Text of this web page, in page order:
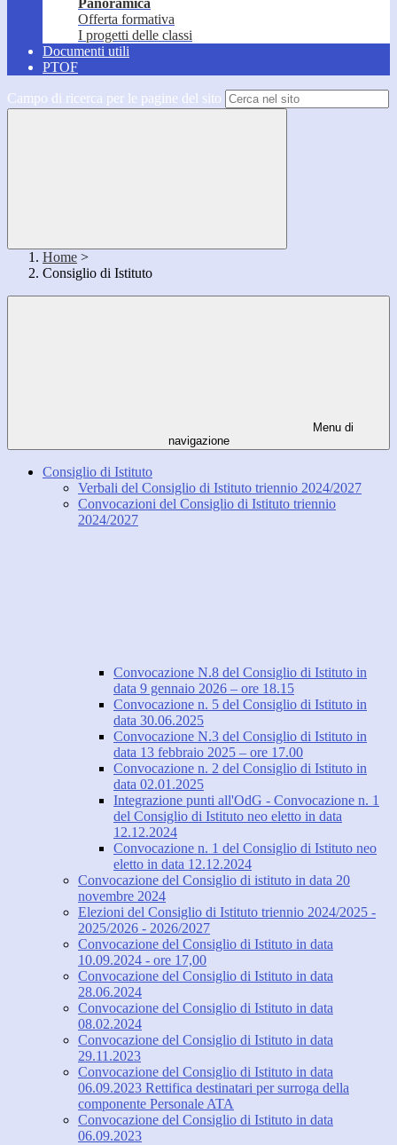
Panoramica
Offerta formativa
I progetti delle classi
Documenti utili
PTOF
Campo di ricerca per le pagine del sito
Home >
Consiglio di Istituto
Menu di
navigazione
Consiglio di Istituto
Verbali del Consiglio di Istituto triennio 2024/2027
Convocazioni del Consiglio di Istituto triennio
2024/2027
Convocazione N.8 del Consiglio di Istituto in
data 9 gennaio 2026 – ore 18.15
Convocazione n. 5 del Consiglio di Istituto in
data 30.06.2025
Convocazione N.3 del Consiglio di Istituto in
data 13 febbraio 2025 – ore 17.00
Convocazione n. 2 del Consiglio di Istituto in
data 02.01.2025
Integrazione punti all'OdG - Convocazione n. 1
del Consiglio di Istituto neo eletto in data
12.12.2024
Convocazione n. 1 del Consiglio di Istituto neo
eletto in data 12.12.2024
Convocazione del Consiglio di istituto in data 20
novembre 2024
Elezioni del Consiglio di Istituto triennio 2024/2025 -
2025/2026 - 2026/2027
Convocazione del Consiglio di Istituto in data
10.09.2024 - ore 17,00
Convocazione del Consiglio di Istituto in data
28.06.2024
Convocazione del Consiglio di Istituto in data
08.02.2024
Convocazione del Consiglio di Istituto in data
29.11.2023
Convocazione del Consiglio di Istituto in data
06.09.2023 Rettifica destinatari per surroga della
componente Personale ATA
Convocazione del Consiglio di Istituto in data
06.09.2023